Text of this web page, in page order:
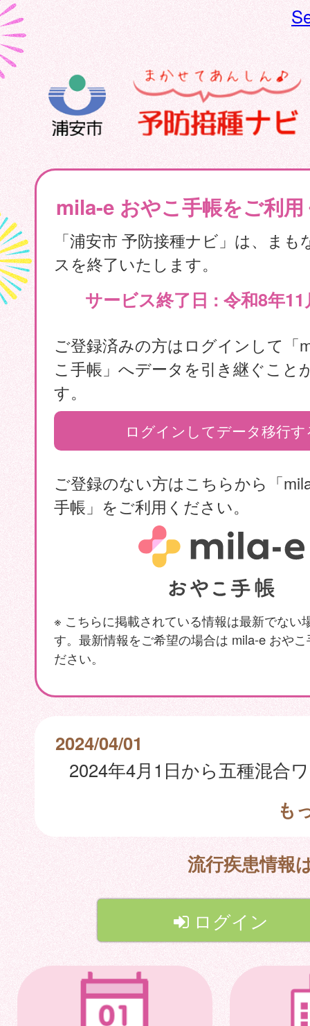
mila-e おやこ手帳をご利
「浦安市 予防接種ナビ」は、まも
スを終了いたします。
サービス終了日 : 令和8年11
ご登録済みの方はログインして「
こ手帳」へデータを引き継ぐこと
す。
ログインしてデータ移行す
ご登録のない方はこちらから「
手帳」をご利用ください。
※ こちらに掲載されている情報は最新でない
す。最新情報をご希望の場合は mila-e おや
ださい。
2024/04/01
も
流行疾患情報
ログイン